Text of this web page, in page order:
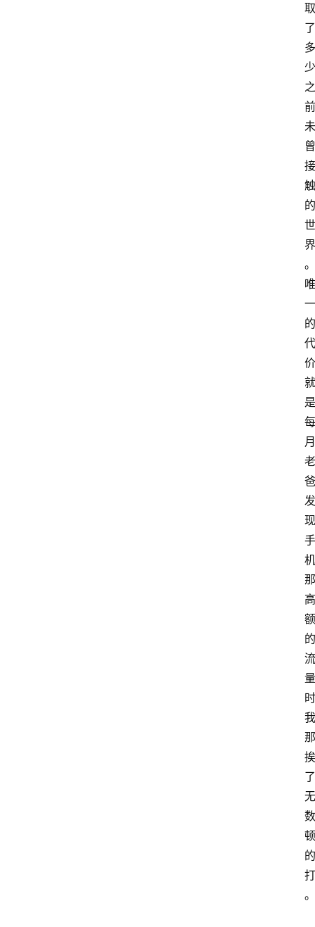
取
了
多
少
之
前
未
曾
接
触
的
世
界
。
唯
一
的
代
价
就
是
每
月
老
爸
发
现
手
机
那
高
额
的
流
量
时
我
那
挨
了
无
数
顿
的
打
。